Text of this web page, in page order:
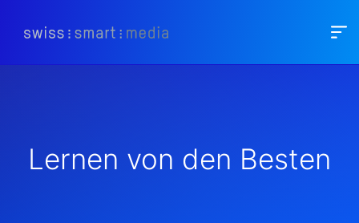
Lernen von den Besten